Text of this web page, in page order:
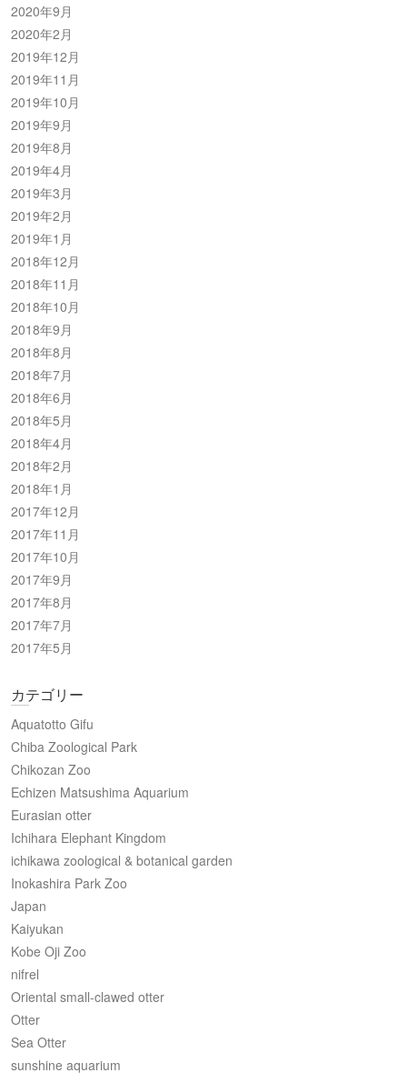
2020年9月
2020年2月
2019年12月
2019年11月
2019年10月
2019年9月
2019年8月
2019年4月
2019年3月
2019年2月
2019年1月
2018年12月
2018年11月
2018年10月
2018年9月
2018年8月
2018年7月
2018年6月
2018年5月
2018年4月
2018年2月
2018年1月
2017年12月
2017年11月
2017年10月
2017年9月
2017年8月
2017年7月
2017年5月
カテゴリー
Aquatotto Gifu
Chiba Zoological Park
Chikozan Zoo
Echizen Matsushima Aquarium
Eurasian otter
Ichihara Elephant Kingdom
ichikawa zoological & botanical garden
Inokashira Park Zoo
Japan
Kaiyukan
Kobe Oji Zoo
nifrel
Oriental small-clawed otter
Otter
Sea Otter
sunshine aquarium